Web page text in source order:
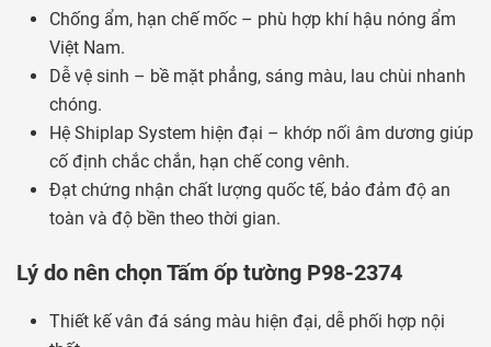
Chống ẩm, hạn chế mốc – phù hợp khí hậu nóng ẩm
Việt Nam.
Dễ vệ sinh – bề mặt phẳng, sáng màu, lau chùi nhanh
chóng.
Hệ Shiplap System hiện đại – khớp nối âm dương giúp
cố định chắc chắn, hạn chế cong vênh.
Đạt chứng nhận chất lượng quốc tế, bảo đảm độ an
toàn và độ bền theo thời gian.
Lý do nên chọn Tấm ốp tường P98-2374
Thiết kế vân đá sáng màu hiện đại, dễ phối hợp nội